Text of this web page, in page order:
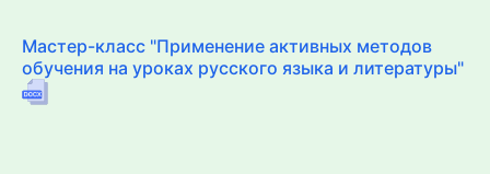
Мастер-класс "Применение активных методов
обучения на уроках русского языка и литературы"